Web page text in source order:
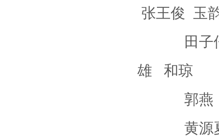
张王俊 玉
田子仟
雄 和琼
郭燕 马
黄源夏